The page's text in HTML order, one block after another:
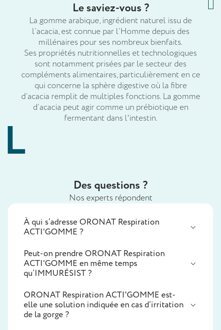
Le saviez-vous ?
La gomme arabique, ingrédient naturel issu de
l’acacia, est connue par l’Homme depuis des
millénaires pour ses nombreux bienfaits.
Ses propriétés nutritionnelles et technologiques
sont notamment prisées par le secteur des
compléments alimentaires, particulièrement en ce
qui concerne la sphère digestive où la fibre
d’acacia remplit de multiples fonctions. La gomme
d’acacia peut agir comme un prébiotique en
fermentant dans l'intestin.
Des questions ?
Nos experts répondent
À qui s’adresse ORONAT Respiration
ACTI'GOMME ?
Peut-on prendre ORONAT Respiration
ACTI'GOMME en même temps
qu’IMMURÉSIST ?
ORONAT Respiration ACTI'GOMME est-
elle une solution indiquée en cas d’irritation
de la gorge ?